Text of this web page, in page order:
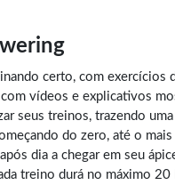
certo, com exercícios
vídeos e explicativos
seus treinos, trazendo
do zero, até o mais
dia a chegar em seu
treino durá no máximo